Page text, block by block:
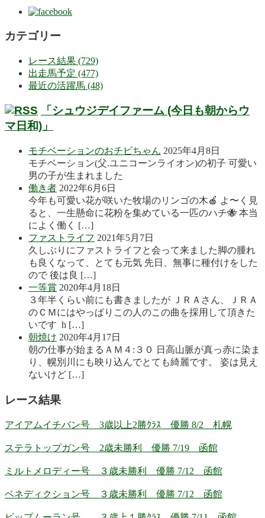
カテゴリー
レース結果 (729)
出走馬予定 (477)
最近の活躍馬 (48)
「シュウジデイファーム (今日も朝からウ
マ日和)」
モチベーションのおチビちゃん 2025年4月8日
モチベーション(父.ユニコーンライオン)の初子 可愛い
男の子が生まれました
働き者 2022年6月6日
今年も可愛い花が咲いた牧場のリンゴの木🍎 よ〜く見
ると、一生懸命に花粉を集めている一匹のハチ🐝 本当
によく働く […]
ファストライフ 2021年5月7日
久しぶりにファストライフと会って来ました脚の腫れ
も良くなって、とても元気 先日、無事に種付けをした
ので 後は良 […]
一等賞 2020年4月18日
３年半くらい前にも書きましたが ＪＲＡさん、ＪＲＡ
のＣＭにはやっぱりこの人のこの曲を採用して頂きた
いです h […]
朝焼け 2020年4月17日
朝の仕事が始まるＡＭ４:３０ 日高山脈が真っ赤に染ま
り、幌別川にも映り込んでとても綺麗です。 姿は見え
ないけど […]
レース結果
アイアムイチバン号 3歳以上2勝ｸﾗｽ 優勝 8/2 札幌
ステラトップガン号 2歳未勝利 優勝 7/19 函館
ミルトメロディー号 ３歳未勝利 優勝 7/12 函館
ベネディクション号 ３歳未勝利 優勝 7/12 函館